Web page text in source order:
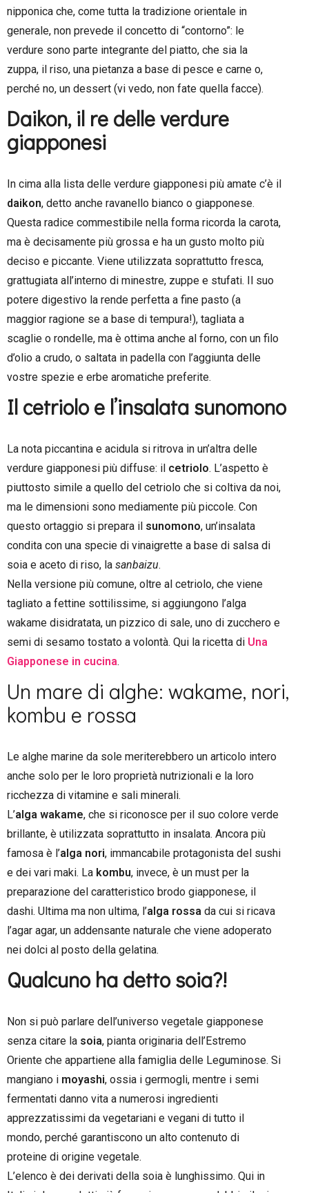
nipponica che, come tutta la tradizione orientale in
generale, non prevede il concetto di “contorno”: le
verdure sono parte integrante del piatto, che sia la
zuppa, il riso, una pietanza a base di pesce e carne o,
perché no, un dessert (vi vedo, non fate quella facce).
Daikon, il re delle verdure
giapponesi
In cima alla lista delle verdure giapponesi più amate c’è il
daikon, detto anche ravanello bianco o giapponese.
Questa radice commestibile nella forma ricorda la carota,
ma è decisamente più grossa e ha un gusto molto più
deciso e piccante. Viene utilizzata soprattutto fresca,
grattugiata all’interno di minestre, zuppe e stufati. Il suo
potere digestivo la rende perfetta a fine pasto (a
maggior ragione se a base di tempura!), tagliata a
scaglie o rondelle, ma è ottima anche al forno, con un filo
d’olio a crudo, o saltata in padella con l’aggiunta delle
vostre spezie e erbe aromatiche preferite.
Il cetriolo e l’insalata sunomono
La nota piccantina e acidula si ritrova in un’altra delle
verdure giapponesi più diffuse: il cetriolo. L’aspetto è
piuttosto simile a quello del cetriolo che si coltiva da noi,
ma le dimensioni sono mediamente più piccole. Con
questo ortaggio si prepara il sunomono, un’insalata
condita con una specie di vinaigrette a base di salsa di
soia e aceto di riso, la sanbaizu.
Nella versione più comune, oltre al cetriolo, che viene
tagliato a fettine sottilissime, si aggiungono l’alga
wakame disidratata, un pizzico di sale, uno di zucchero e
semi di sesamo tostato a volontà. Qui la ricetta di Una
Giapponese in cucina.
Un mare di alghe: wakame, nori,
kombu e rossa
Le alghe marine da sole meriterebbero un articolo intero
anche solo per le loro proprietà nutrizionali e la loro
ricchezza di vitamine e sali minerali.
L’alga wakame, che si riconosce per il suo colore verde
brillante, è utilizzata soprattutto in insalata. Ancora più
famosa è l’alga nori, immancabile protagonista del sushi
e dei vari maki. La kombu, invece, è un must per la
preparazione del caratteristico brodo giapponese, il
dashi. Ultima ma non ultima, l’alga rossa da cui si ricava
l’agar agar, un addensante naturale che viene adoperato
nei dolci al posto della gelatina.
Qualcuno ha detto soia?!
Non si può parlare dell’universo vegetale giapponese
senza citare la soia, pianta originaria dell’Estremo
Oriente che appartiene alla famiglia delle Leguminose. Si
mangiano i moyashi, ossia i germogli, mentre i semi
fermentati danno vita a numerosi ingredienti
apprezzatissimi da vegetariani e vegani di tutto il
mondo, perché garantiscono un alto contenuto di
proteine di origine vegetale.
L’elenco è dei derivati della soia è lunghissimo. Qui in